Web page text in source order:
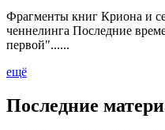
Фрагменты книг Криона и
ченнелинга Последние
первой"......
ещё
Последние